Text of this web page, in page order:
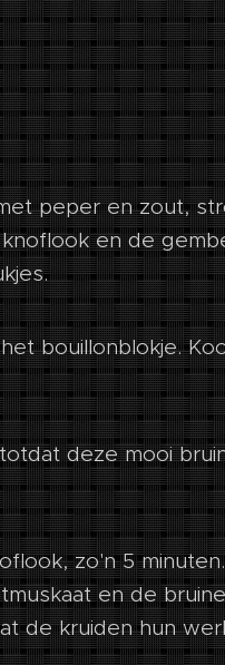
peper en zout,
en de
bouillonblokje.
deze mooi
zo'n 5
en de
de kruiden hun